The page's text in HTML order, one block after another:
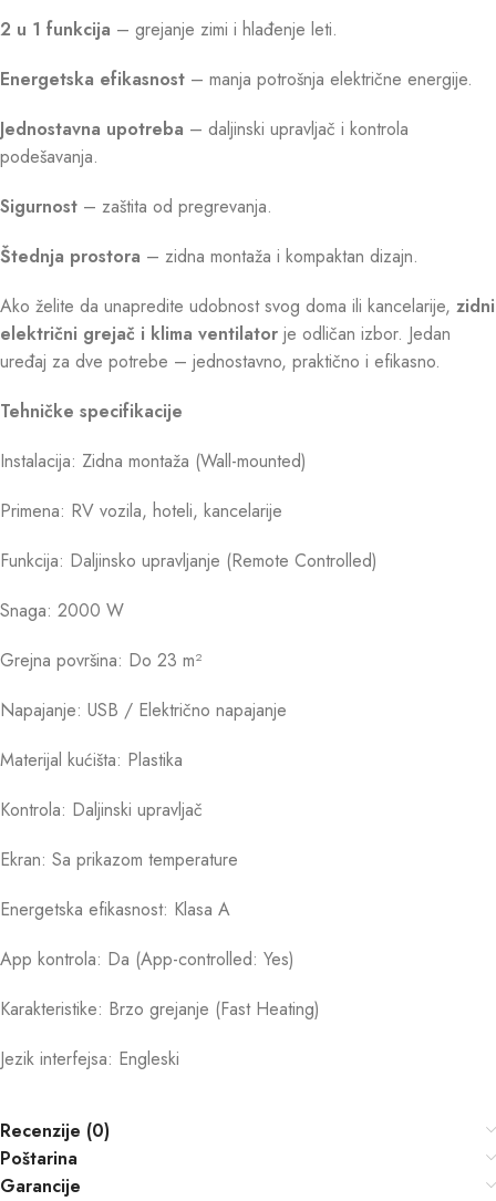
2 u 1 funkcija – grejanje zimi i hlađenje leti.
Energetska efikasnost – manja potrošnja električne energije.
Jednostavna upotreba – daljinski upravljač i kontrola
podešavanja.
Sigurnost – zaštita od pregrevanja.
Štednja prostora – zidna montaža i kompaktan dizajn.
Ako želite da unapredite udobnost svog doma ili kancelarije, zidni
električni grejač i klima ventilator je odličan izbor. Jedan
uređaj za dve potrebe – jednostavno, praktično i efikasno.
Tehničke specifikacije
Instalacija: Zidna montaža (Wall-mounted)
Primena: RV vozila, hoteli, kancelarije
Funkcija: Daljinsko upravljanje (Remote Controlled)
Snaga: 2000 W
Grejna površina: Do 23 m²
Napajanje: USB / Električno napajanje
Materijal kućišta: Plastika
Kontrola: Daljinski upravljač
Ekran: Sa prikazom temperature
Energetska efikasnost: Klasa A
App kontrola: Da (App-controlled: Yes)
Karakteristike: Brzo grejanje (Fast Heating)
Jezik interfejsa: Engleski
Recenzije (0)
Poštarina
Garancije